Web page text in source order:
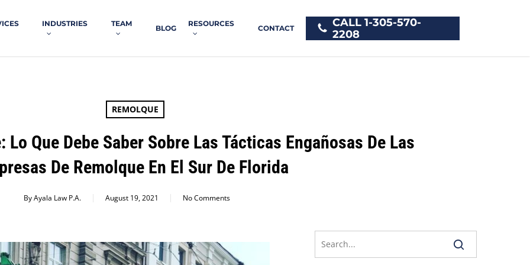
INDUSTRIES TEAM
BLOG
RESOURCES
CONTACT
CALL 1-305-570-
2208
REMOLQUE
Lo Que Debe Saber Sobre Las Tácticas Engañosas De Las
De Remolque En El Sur De Florida
By Ayala Law P.A. August 19, 2021 No Comments